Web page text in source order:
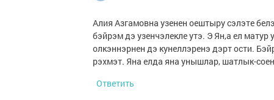
Алия Азгамовна узенен оештыру сэлэте
бэйрэм дэ узенчэлекле утэ. Э Ян,а ел
олкэннэрнен дэ кунеллэренэ дэрт ости.
рэхмэт. Яна елда яна унышлар, шатлык-
Ответить